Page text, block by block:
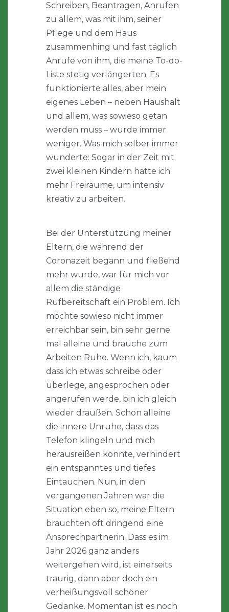
Schreiben, Beantragen, Anrufen
zu allem, was mit ihm, seiner
Pflege und dem Haus
zusammenhing und fast täglich
Anrufe von ihm, die meine To-do-
Liste stetig verlängerten. Es
funktionierte alles, aber mein
eigenes Leben – neben Haushalt
und allem, was sowieso getan
werden muss – wurde immer
weniger. Was mich selber immer
wunderte: Sogar in der Zeit mit
zwei kleinen Kindern hatte ich
mehr Freiräume, um intensiv
kreativ zu arbeiten.
Bei der Unterstützung meiner
Eltern, die während der
Coronazeit begann und fließend
mehr wurde, war für mich vor
allem die ständige
Rufbereitschaft ein Problem. Ich
möchte sowieso nicht immer
erreichbar sein, bin sehr gerne
mal alleine und brauche zum
Arbeiten Ruhe. Wenn ich, kaum
dass ich etwas schreibe oder
überlege, angesprochen oder
angerufen werde, bin ich gleich
wieder draußen. Schon alleine
die innere Unruhe, dass das
Telefon klingeln und mich
herausreißen könnte, verhindert
ein entspanntes und tiefes
Eintauchen. Nun, in den
vergangenen Jahren war die
Situation eben so, meine Eltern
brauchten oft dringend eine
Ansprechpartnerin. Dass es im
Jahr 2026 ganz anders
weitergehen wird, ist einerseits
traurig, dann aber doch ein
verheißungsvoll schöner
Gedanke. Momentan ist es noch